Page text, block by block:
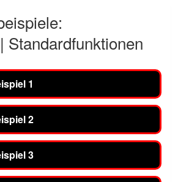
Standardfunktionen
1
2
3